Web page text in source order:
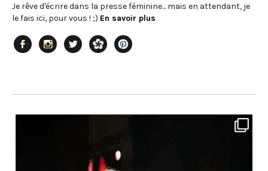
Je rêve d'écrire dans la presse féminine... mais en attendant, je
le fais ici, pour vous ! ;) En savoir plus